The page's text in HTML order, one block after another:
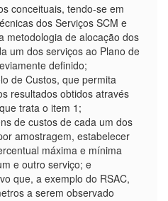
conceituais, tendo-se em
dos Serviços SCM e
metodologia de alocação dos
um dos serviços ao Plano de
definido;
de Custos, que permita
resultados obtidos através
trata o item 1;
de custos de cada um dos
amostragem, estabelecer
máxima e mínima
e outro serviço; e
que, a exemplo do RSAC,
a serem observado